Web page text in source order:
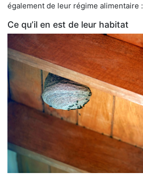
également de leur régime alimentaire :
Ce qu’il en est de leur habitat